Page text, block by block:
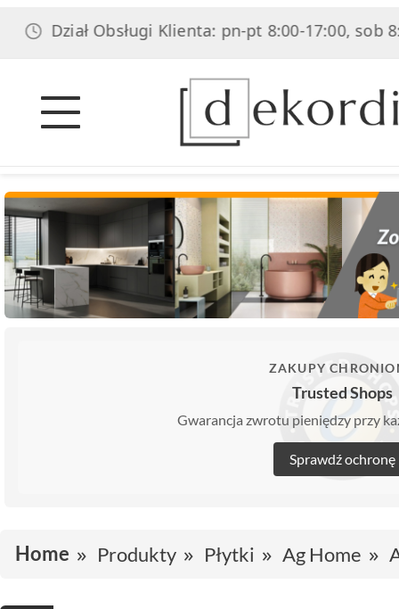
Obsługi Klienta: pn-pt 8:00-17:00, sob 8:00-14:00
ZAKUPY
Trusted Shops
Gwarancja zwrotu pieniędzy przy
Sprawdź ochronę
Home Produkty Płytki Ag Home